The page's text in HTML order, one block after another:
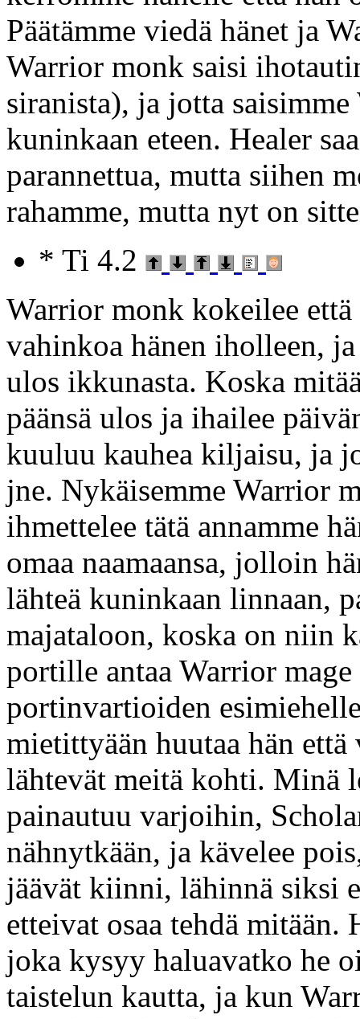
Päätämme viedä hänet ja
Warrior monk saisi
siranista), ja jotta
kuninkaan eteen. Healer
parannettua, mutta siihen
rahamme, mutta nyt on
* Ti 4.2
Warrior monk kokeilee
vahinkoa hänen iholleen,
ulos ikkunasta. Koska
päänsä ulos ja ihailee
kuuluu kauhea kiljaisu, ja
jne. Nykäisemme Warrior
ihmettelee tätä annamme
omaa naamaansa, jolloin
lähteä kuninkaan linnaan,
majataloon, koska on niin
portille antaa Warrior
portinvartioiden
mietittyään huutaa hän
lähtevät meitä kohti. Minä
painautuu varjoihin,
nähnytkään, ja kävelee
jäävät kiinni, lähinnä siksi
etteivat osaa tehdä mitään.
joka kysyy haluavatko he
taistelun kautta, ja kun